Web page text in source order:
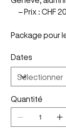
– Prix : CHF
Package pour
Dates
Quantité